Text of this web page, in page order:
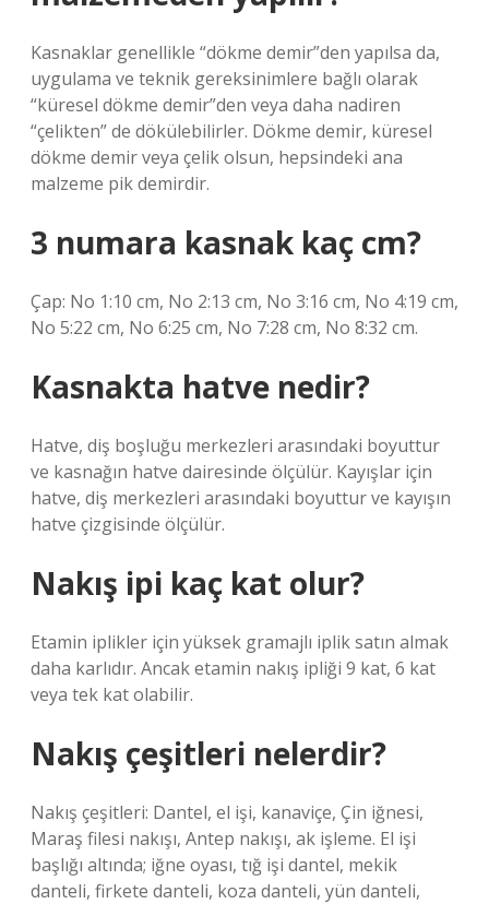
Kasnaklar genellikle “dökme demir”den yapılsa da,
uygulama ve teknik gereksinimlere bağlı olarak
“küresel dökme demir”den veya daha nadiren
“çelikten” de dökülebilirler. Dökme demir, küresel
dökme demir veya çelik olsun, hepsindeki ana
malzeme pik demirdir.
3 numara kasnak kaç cm?
Çap: No 1:10 cm, No 2:13 cm, No 3:16 cm, No 4:19 cm,
No 5:22 cm, No 6:25 cm, No 7:28 cm, No 8:32 cm.
Kasnakta hatve nedir?
Hatve, diş boşluğu merkezleri arasındaki boyuttur
ve kasnağın hatve dairesinde ölçülür. Kayışlar için
hatve, diş merkezleri arasındaki boyuttur ve kayışın
hatve çizgisinde ölçülür.
Nakış ipi kaç kat olur?
Etamin iplikler için yüksek gramajlı iplik satın almak
daha karlıdır. Ancak etamin nakış ipliği 9 kat, 6 kat
veya tek kat olabilir.
Nakış çeşitleri nelerdir?
Nakış çeşitleri: Dantel, el işi, kanaviçe, Çin iğnesi,
Maraş filesi nakışı, Antep nakışı, ak işleme. El işi
başlığı altında; iğne oyası, tığ işi dantel, mekik
danteli, firkete danteli, koza danteli, yün danteli,